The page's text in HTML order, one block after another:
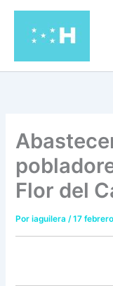
contenido
Flor del
Poriaguilera/17